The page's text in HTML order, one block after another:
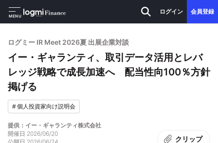
MENU
ログイン 会員登録
ログミー IR Meet 2026夏 出展企業対談
イー・ギャランティ、取引データ活用とレバ
レッジ戦略で成長加速へ 配当性向100％方針
掲げる
#個人投資家向け説明会
提供：イー・ギャランティ株式会社
開催日 2026/06/20
クリップ